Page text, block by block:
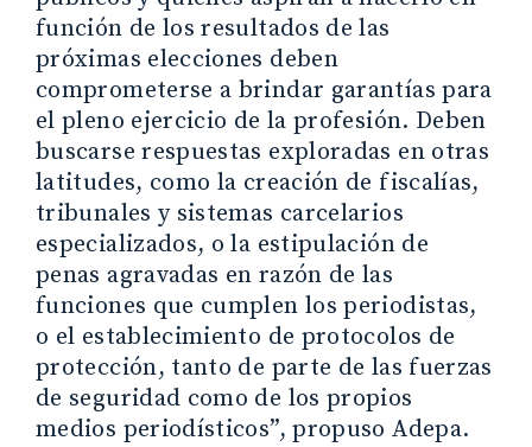
función de los resultados de las
próximas elecciones deben
comprometerse a brindar garantías para
el pleno ejercicio de la profesión. Deben
buscarse respuestas exploradas en otras
latitudes, como la creación de fiscalías,
tribunales y sistemas carcelarios
especializados, o la estipulación de
penas agravadas en razón de las
funciones que cumplen los periodistas,
o el establecimiento de protocolos de
protección, tanto de parte de las fuerzas
de seguridad como de los propios
medios periodísticos”, propuso Adepa.